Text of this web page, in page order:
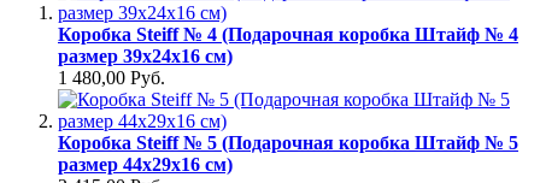
Коробка Steiff № 4 (Подарочная коробка Штайф № 4
размер 39х24х16 см)
1 480,00 Руб.
Коробка Steiff № 5 (Подарочная коробка Штайф № 5
размер 44х29х16 см)